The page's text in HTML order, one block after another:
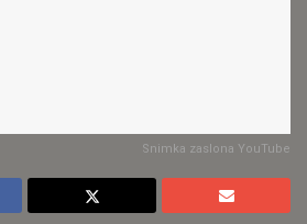
Snimka zaslona YouTube